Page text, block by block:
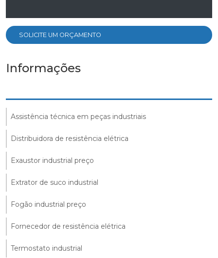
SOLICITE UM ORÇAMENTO
Informações
Assistência técnica em peças industriais
Distribuidora de resistência elétrica
Exaustor industrial preço
Extrator de suco industrial
Fogão industrial preço
Fornecedor de resistência elétrica
Termostato industrial